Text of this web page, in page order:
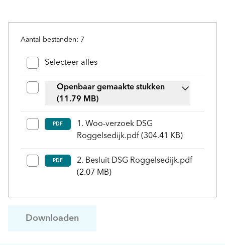
Aantal bestanden: 7
Bestanden en mappen selecteren
Selecteer alles
Openbaar gemaakte stukken
(11.79 MB)
PDF
1. Woo-verzoek DSG
Roggelsedijk.pdf (304.41 KB)
PDF
2. Besluit DSG Roggelsedijk.pdf
(2.07 MB)
Downloaden